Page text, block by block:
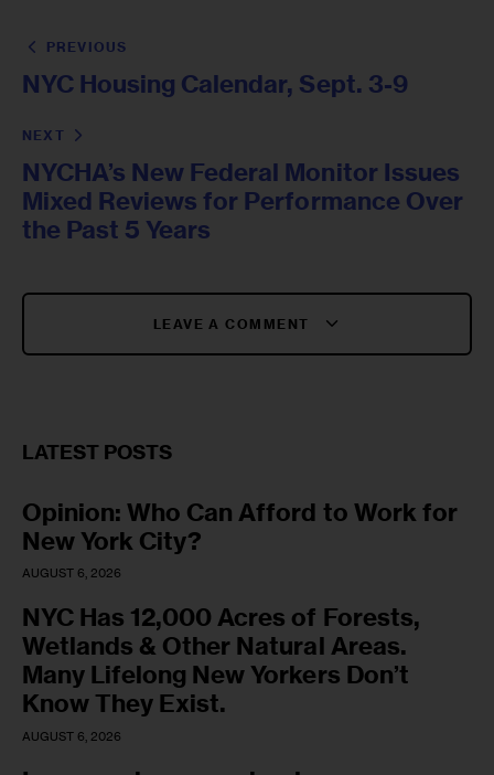
PREVIOUS
NYC Housing Calendar, Sept. 3-9
NEXT
NYCHA’s New Federal Monitor Issues
Mixed Reviews for Performance Over
the Past 5 Years
LEAVE A COMMENT
LATEST POSTS
Opinion: Who Can Afford to Work for
New York City?
AUGUST 6, 2026
NYC Has 12,000 Acres of Forests,
Wetlands & Other Natural Areas.
Many Lifelong New Yorkers Don’t
Know They Exist.
AUGUST 6, 2026